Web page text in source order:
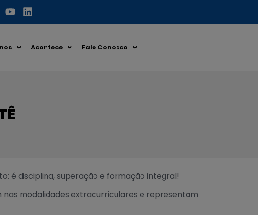
Acontece Fale Conosco
é disciplina, superação e formação integral!
nas modalidades extracurriculares e representam